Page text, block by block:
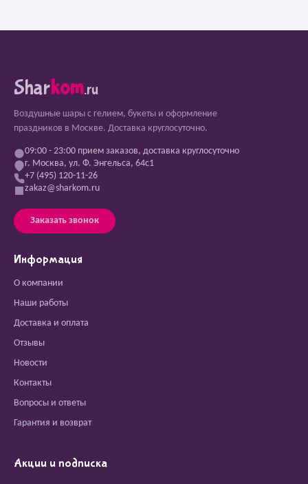
Sharkom.ru
Воздушные шары с гелием, букеты и оформление
праздников в Москве. Доставка круглосуточно.
09:00 - 23:00 прием заказов, доставка круглосуточно
г. Москва, ул. Ф. Энгельса, 64с1
+7 (495) 120-11-26
zakaz@sharkom.ru
Заказать звонок
Информация
О компании
Наши работы
Доставка и оплата
Отзывы
Новости
Контакты
Вопросы и ответы
Гарантия и возврат
Акции и подписка